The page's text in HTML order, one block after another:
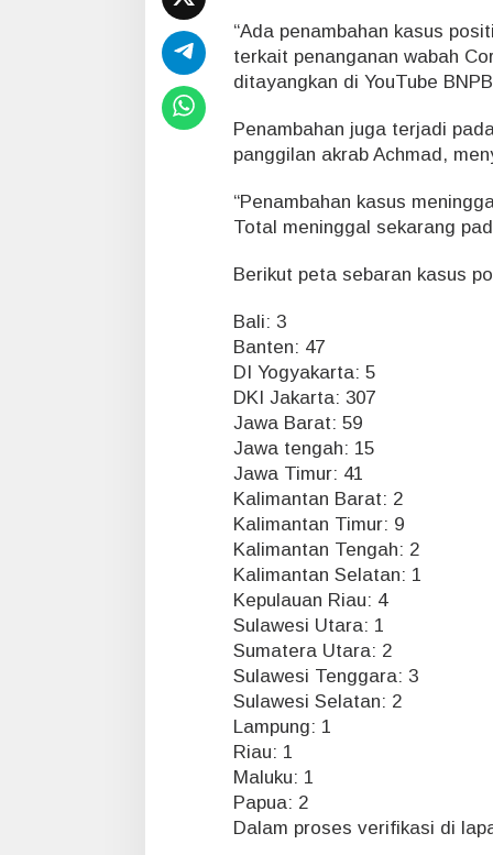
i
C
o
o
n
I
d
n
e
i
a
J
a
5
1
4
“Ada penambahan kasus
terkait penanganan wabah
ditayangkan di YouTube
Penambahan juga terjadi
panggilan akrab Achmad,
“Penambahan kasus
Total meninggal sekarang
Berikut peta sebaran kasus
Bali: 3
Banten: 47
DI Yogyakarta: 5
DKI Jakarta: 307
Jawa Barat: 59
Jawa tengah: 15
Jawa Timur: 41
Kalimantan Barat: 2
Kalimantan Timur: 9
Kalimantan Tengah: 2
Kalimantan Selatan: 1
Kepulauan Riau: 4
Sulawesi Utara: 1
Sumatera Utara: 2
Sulawesi Tenggara: 3
Sulawesi Selatan: 2
Lampung: 1
Riau: 1
Maluku: 1
Papua: 2
Dalam proses verifikasi di